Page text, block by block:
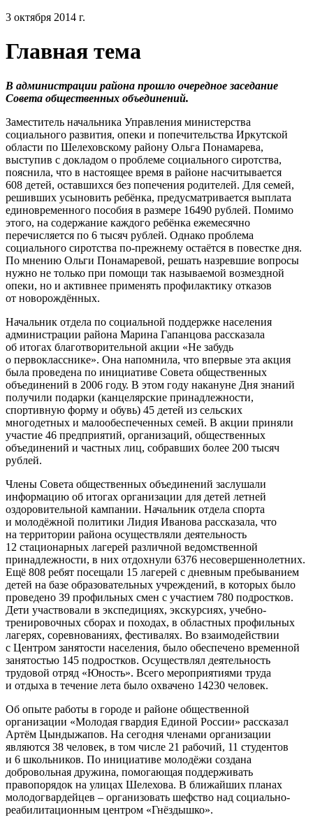
3 октября 2014 г.
Главная тема
В администрации района прошло очередное заседание
Совета общественных объединений.
Заместитель начальника Управления министерства
социального развития, опеки и попечительства Иркутской
области по Шелеховскому району Ольга Понамарева,
выступив с докладом о проблеме социального сиротства,
пояснила, что в настоящее время в районе насчитывается
608 детей, оставшихся без попечения родителей. Для семей,
решивших усыновить ребёнка, предусматривается выплата
единовременного пособия в размере 16490 рублей. Помимо
этого, на содержание каждого ребёнка ежемесячно
перечисляется по 6 тысяч рублей. Однако проблема
социального сиротства по-прежнему остаётся в повестке дня.
По мнению Ольги Понамаревой, решать назревшие вопросы
нужно не только при помощи так называемой возмездной
опеки, но и активнее применять профилактику отказов
от новорождённых.
Начальник отдела по социальной поддержке населения
администрации района Марина Гапанцова рассказала
об итогах благотворительной акции «Не забудь
о первокласснике». Она напомнила, что впервые эта акция
была проведена по инициативе Совета общественных
объединений в 2006 году. В этом году накануне Дня знаний
получили подарки (канцелярские принадлежности,
спортивную форму и обувь) 45 детей из сельских
многодетных и малообеспеченных семей. В акции приняли
участие 46 предприятий, организаций, общественных
объединений и частных лиц, собравших более 200 тысяч
рублей.
Члены Совета общественных объединений заслушали
информацию об итогах организации для детей летней
оздоровительной кампании. Начальник отдела спорта
и молодёжной политики Лидия Иванова рассказала, что
на территории района осуществляли деятельность
12 стационарных лагерей различной ведомственной
принадлежности, в них отдохнули 6376 несовершеннолетних.
Ещё 808 ребят посещали 15 лагерей с дневным пребыванием
детей на базе образовательных учреждений, в которых было
проведено 39 профильных смен с участием 780 подростков.
Дети участвовали в экспедициях, экскурсиях, учебно-
тренировочных сборах и походах, в областных профильных
лагерях, соревнованиях, фестивалях. Во взаимодействии
с Центром занятости населения, было обеспечено временной
занятостью 145 подростков. Осуществлял деятельность
трудовой отряд «Юность». Всего мероприятиями труда
и отдыха в течение лета было охвачено 14230 человек.
Об опыте работы в городе и районе общественной
организации «Молодая гвардия Единой России» рассказал
Артём Цындыжапов. На сегодня членами организации
являются 38 человек, в том числе 21 рабочий, 11 студентов
и 6 школьников. По инициативе молодёжи создана
добровольная дружина, помогающая поддерживать
правопорядок на улицах Шелехова. В ближайших планах
молодогвардейцев – организовать шефство над социально-
реабилитационным центром «Гнёздышко».